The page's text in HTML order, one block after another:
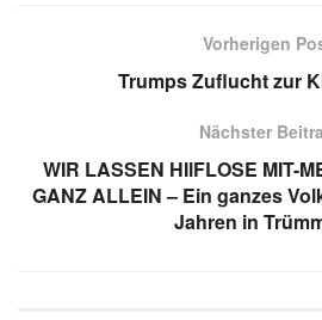
p
a dI
e
b
o
o
k
Vorherigen
Trumps Zuflucht zur
Nächster
WIR LASSEN HIlFLOSE MIT-
GANZ ALLEIN – Ein ganzes
Jahren in